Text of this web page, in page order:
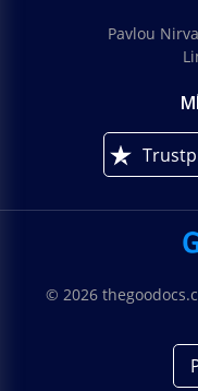
Pavlou
© 2026